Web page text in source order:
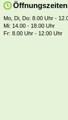
Mo, Di, Do: 8.00 Uhr -
Mi: 14.00 - 18.00 Uhr
Fr: 8.00 Uhr - 12.00 Uhr